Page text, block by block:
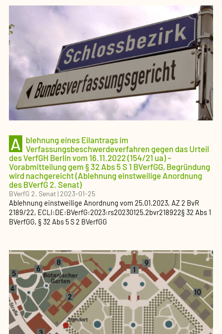
A blehnung eines Eilantrags im
Verfassungsbeschwerdeverfahren gegen das Urteil
des VerfGH Berlin vom 16.11.2022 (154/21 ua) –
Vorabmitteilung gem § 32 Abs 5 S 1 BVerfGG, Begründung
wird nachgereicht (Ablehnung einstweilige Anordnung
des BVerfG 2. Senat)
BVerfG 2. Senat|2023-01-25
Ablehnung einstweilige Anordnung vom 25.01.2023, AZ2 BvR
2189/22, ECLI:DE:BVerfG:2023:rs20230125.2bvr218922§ 32 Abs 1
BVerfGG, § 32 Abs 5 S 2 BVerfGG